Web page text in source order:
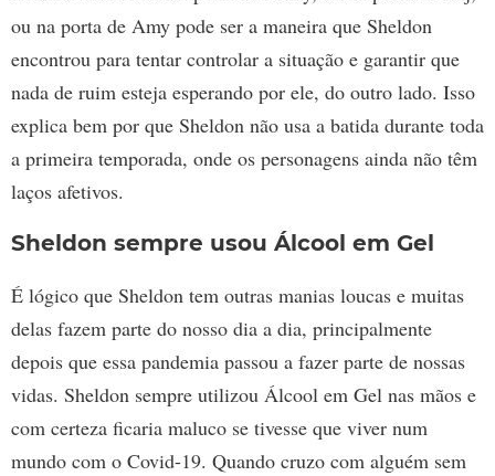
ou na porta de Amy pode ser a maneira que Sheldon
encontrou para tentar controlar a situação e garantir que
nada de ruim esteja esperando por ele, do outro lado. Isso
explica bem por que Sheldon não usa a batida durante toda
a primeira temporada, onde os personagens ainda não têm
laços afetivos.
Sheldon sempre usou Álcool em Gel
É lógico que Sheldon tem outras manias loucas e muitas
delas fazem parte do nosso dia a dia, principalmente
depois que essa pandemia passou a fazer parte de nossas
vidas. Sheldon sempre utilizou Álcool em Gel nas mãos e
com certeza ficaria maluco se tivesse que viver num
mundo com o Covid-19. Quando cruzo com alguém sem